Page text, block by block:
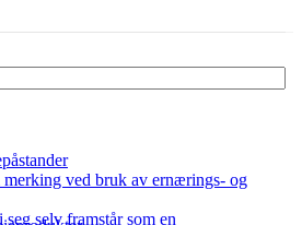
ved bruk av ernærings- og
selv framstår som en